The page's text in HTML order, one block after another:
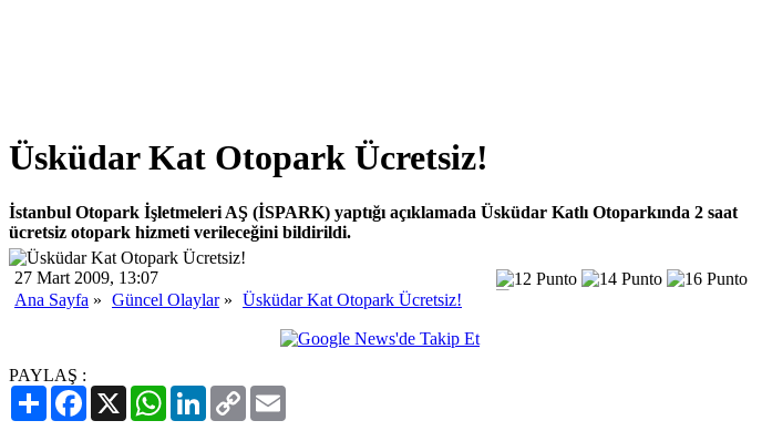
Üsküdar Kat Otopark Ücretsiz!
İstanbul Otopark İşletmeleri AŞ (İSPARK) yaptığı açıklamada Üsküdar Katlı Otoparkında 2 saat
ücretsiz otopark hizmeti verileceğini bildirildi.
27 Mart 2009, 13:07
Ana Sayfa » Güncel Olaylar» Üsküdar Kat Otopark Ücretsiz!
PAYLAŞ :
PaylaşFacebook
X WhatsAppLinkedIn
Copy
Link